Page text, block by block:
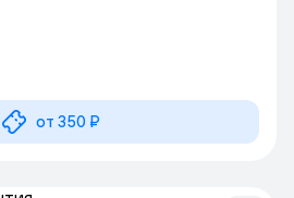
от 350 ₽